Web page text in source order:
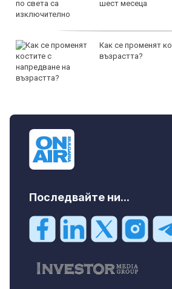
шест месеца
Как се променят
възрастта?
Последвайте ни...